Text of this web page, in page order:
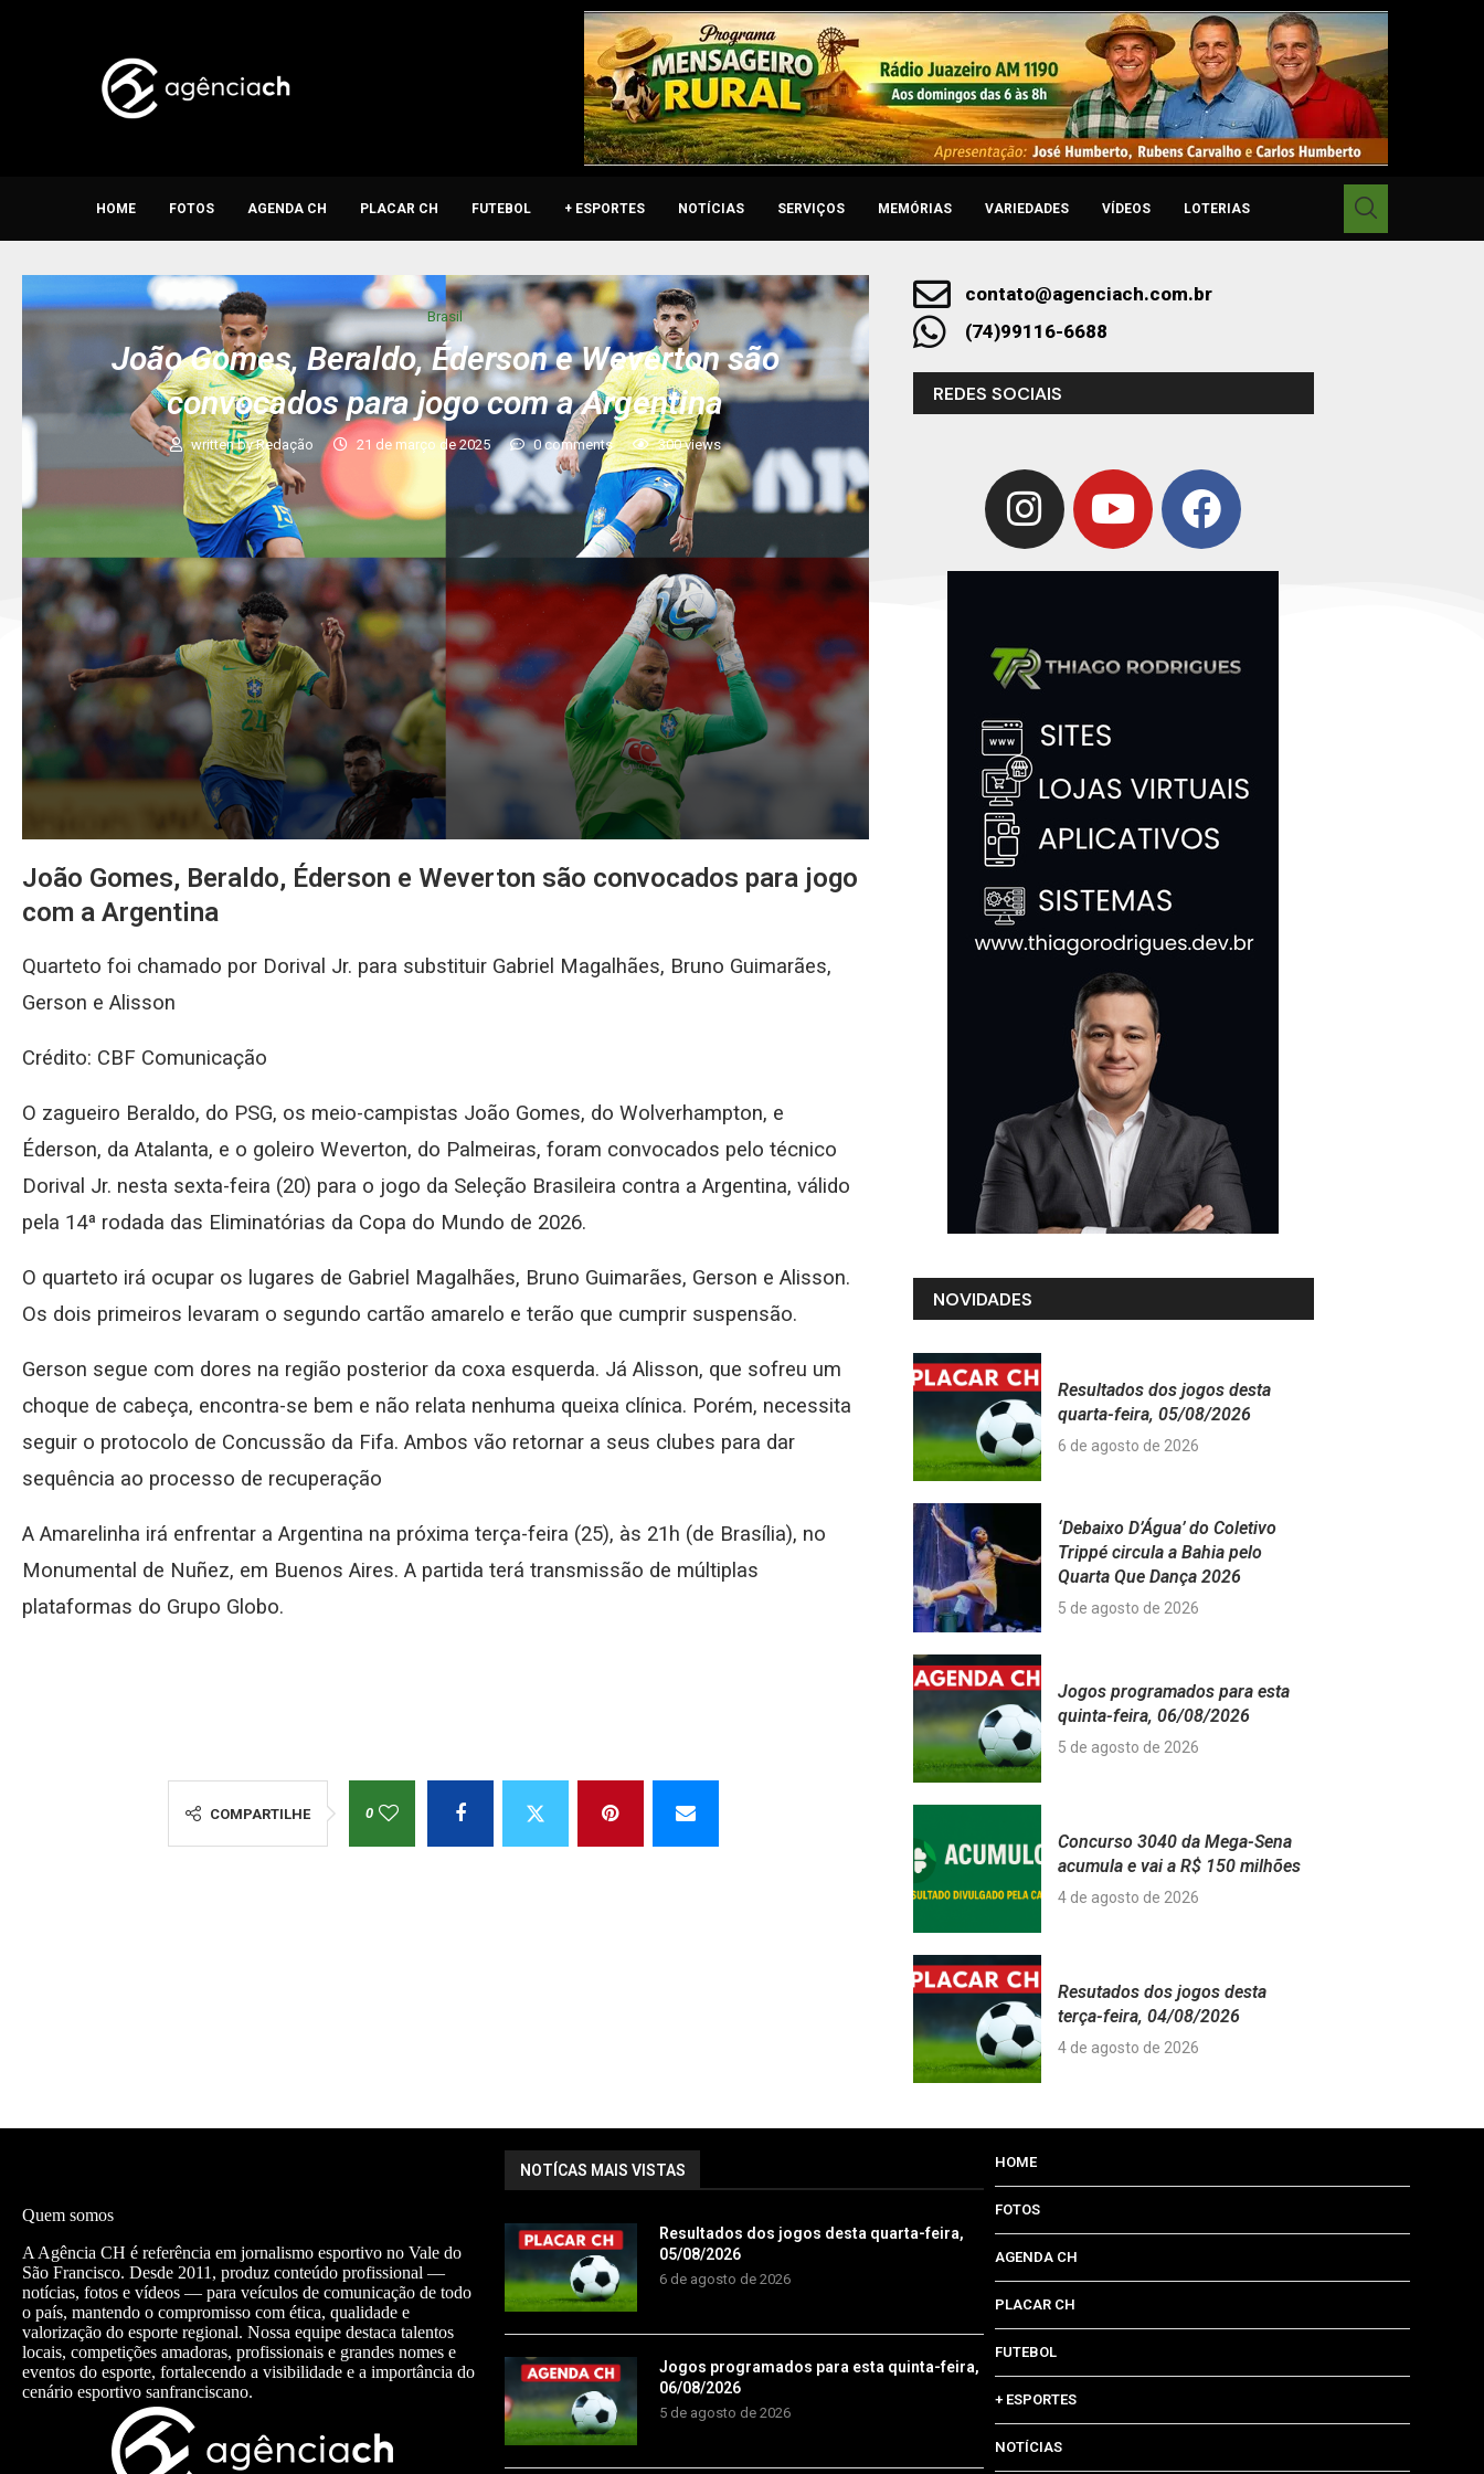
HOME FOTOS AGENDA CH PLACAR CH FUTEBOL + ESPORTES NOTÍCIAS SERVIÇOS MEMÓRIAS VARIEDADES VÍDEOS LOTERIAS
Brasil
João Gomes, Beraldo, Éderson e Weverton são
convocados para jogo com a Argentina
written byRedação 21 de março de 2025 0 comments 300views
João Gomes, Beraldo, Éderson e Weverton são convocados para jogo
com a Argentina
Quarteto foi chamado por Dorival Jr. para substituir Gabriel Magalhães, Bruno Guimarães,
Gerson e Alisson
Crédito: CBF Comunicação
O zagueiro Beraldo, do PSG, os meio-campistas João Gomes, do Wolverhampton, e
Éderson, da Atalanta, e o goleiro Weverton, do Palmeiras, foram convocados pelo técnico
Dorival Jr. nesta sexta-feira (20) para o jogo da Seleção Brasileira contra a Argentina, válido
pela 14ª rodada das Eliminatórias da Copa do Mundo de 2026.
O quarteto irá ocupar os lugares de Gabriel Magalhães, Bruno Guimarães, Gerson e Alisson.
Os dois primeiros levaram o segundo cartão amarelo e terão que cumprir suspensão.
Gerson segue com dores na região posterior da coxa esquerda. Já Alisson, que sofreu um
choque de cabeça, encontra-se bem e não relata nenhuma queixa clínica. Porém, necessita
seguir o protocolo de Concussão da Fifa. Ambos vão retornar a seus clubes para dar
sequência ao processo de recuperação
A Amarelinha irá enfrentar a Argentina na próxima terça-feira (25), às 21h (de Brasília), no
Monumental de Nuñez, em Buenos Aires. A partida terá transmissão de múltiplas
plataformas do Grupo Globo.
COMPARTILHE 0
contato@agenciach.com.br
(74)99116-6688
REDES SOCIAIS
NOVIDADES
Resultados dos jogos desta
quarta-feira, 05/08/2026
6 de agosto de 2026
‘Debaixo D’Água’ do Coletivo
Trippé circula a Bahia pelo
Quarta Que Dança 2026
5 de agosto de 2026
Jogos programados para esta
quinta-feira, 06/08/2026
5 de agosto de 2026
Concurso 3040 da Mega-Sena
acumula e vai a R$ 150 milhões
4 de agosto de 2026
Resutados dos jogos desta
terça-feira, 04/08/2026
4 de agosto de 2026
Quem somos
A Agência CH é referência em jornalismo esportivo no Vale do
São Francisco. Desde 2011, produz conteúdo profissional —
notícias, fotos e vídeos — para veículos de comunicação de todo
o país, mantendo o compromisso com ética, qualidade e
valorização do esporte regional. Nossa equipe destaca talentos
locais, competições amadoras, profissionais e grandes nomes e
eventos do esporte, fortalecendo a visibilidade e a importância do
cenário esportivo sanfranciscano.
NOTÍCAS MAIS VISTAS
Resultados dos jogos desta quarta-feira,
05/08/2026
6 de agosto de 2026
Jogos programados para esta quinta-feira,
06/08/2026
5 de agosto de 2026
HOME
FOTOS
AGENDA CH
PLACAR CH
FUTEBOL
+ ESPORTES
NOTÍCIAS